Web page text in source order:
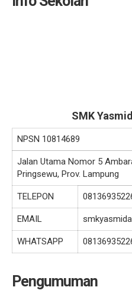
SMK
NPSN 10814689
Jalan Utama Nomor 5
Pringsewu, Prov. Lampung
TELEPON
EMAIL
WHATSAPP
Pengumuman